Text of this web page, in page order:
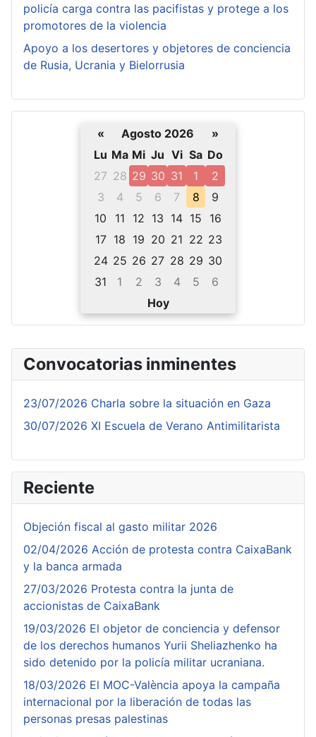
Convocatorias inminentes
23/07/2026 Charla sobre la situación en Gaza
30/07/2026 XI Escuela de Verano Antimilitarista
Reciente
Objeción fiscal al gasto militar 2026
02/04/2026 Acción de protesta contra CaixaBank
y la banca armada
27/03/2026 Protesta contra la junta de
accionistas de CaixaBank
19/03/2026 El objetor de conciencia y defensor
de los derechos humanos Yurii Sheliazhenko ha
sido detenido por la policía militar ucraniana.
18/03/2026 El MOC-València apoya la campaña
internacional por la liberación de todas las
personas presas palestinas
policía carga contra las pacifistas y protege a los
promotores de la violencia
Apoyo a los desertores y objetores de conciencia
de Rusia, Ucrania y Bielorrusia
« Agosto 2026
»
Lu Ma Mi Ju Vi Sa Do
27 28 29 30 31 1
2
3
4 5 6 7 8
9
10
11 12 13 14 15
16
17 18 19 20 21 22 23
24 25 26 27 28 29 30
31
1 2 3 4 5
6
Hoy